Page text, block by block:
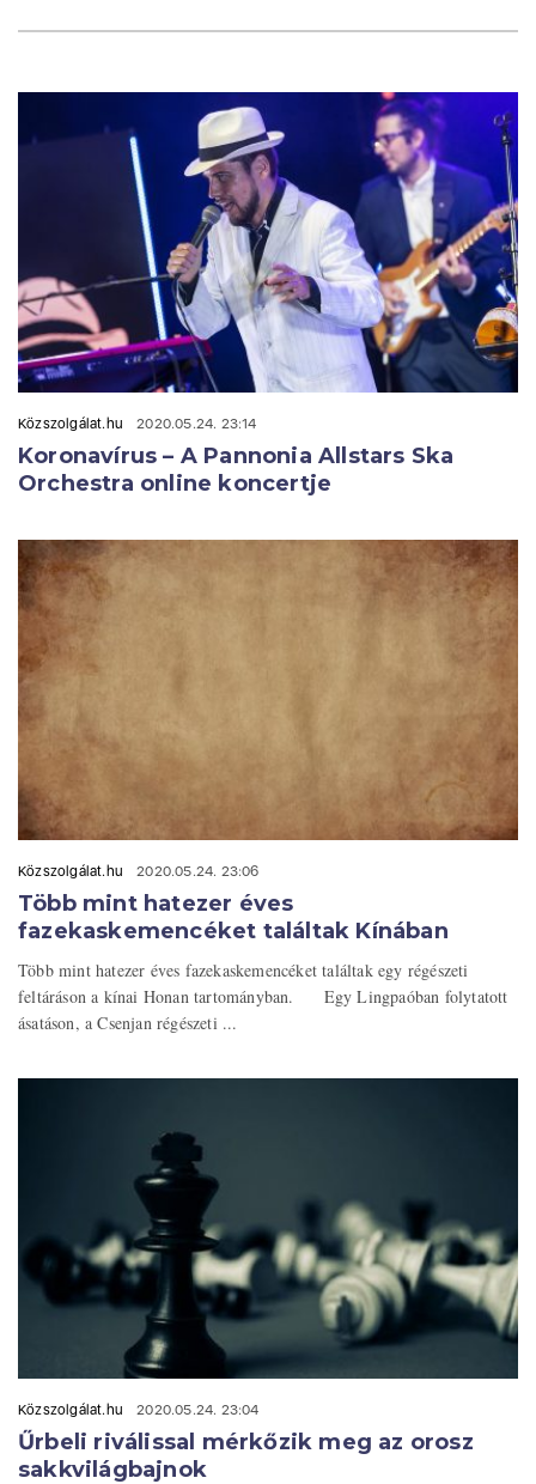
Közszolgálat.hu 2020.05.24. 23:14
Koronavírus – A Pannonia Allstars Ska
Orchestra online koncertje
Közszolgálat.hu 2020.05.24. 23:06
Több mint hatezer éves
fazekaskemencéket találtak Kínában
Több mint hatezer éves fazekaskemencéket találtak egy régészeti
feltáráson a kínai Honan tartományban. Egy Lingpaóban folytatott
ásatáson, a Csenjan régészeti ...
Közszolgálat.hu 2020.05.24. 23:04
Űrbeli riválissal mérkőzik meg az orosz
sakkvilágbajnok